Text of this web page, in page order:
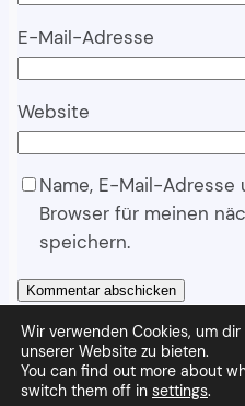
E-Mail-Adresse
Website
Name, E-Mail-
Browser für meinen
speichern.
Wandpapier Stolz
Wir verwenden Cookies, um
unserer Website zu bieten.
You can find out more about
switch them off in settings.